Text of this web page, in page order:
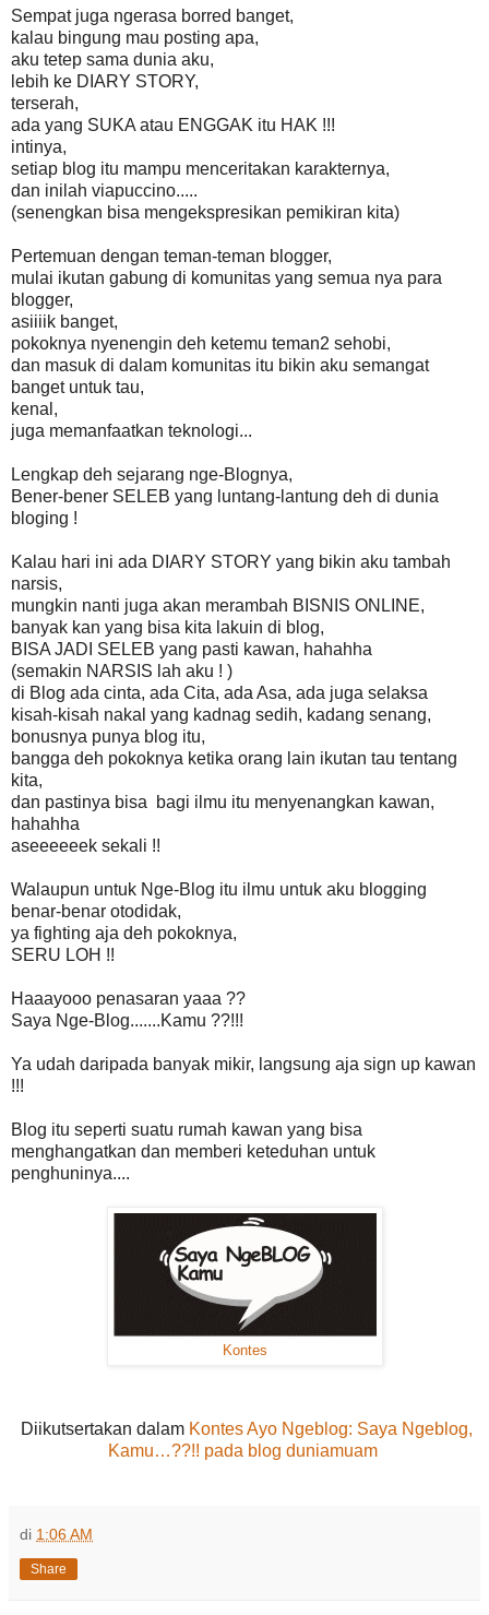
Sempat juga ngerasa borred banget,
kalau bingung mau posting apa,
aku tetep sama dunia aku,
lebih ke DIARY STORY,
terserah,
ada yang SUKA atau ENGGAK itu HAK !!!
intinya,
setiap blog itu mampu menceritakan karakternya,
dan inilah viapuccino.....
(senengkan bisa mengekspresikan pemikiran kita)
Pertemuan dengan teman-teman blogger,
mulai ikutan gabung di komunitas yang semua nya para
blogger,
asiiiik banget,
pokoknya nyenengin deh ketemu teman2 sehobi,
dan masuk di dalam komunitas itu bikin aku semangat
banget untuk tau,
kenal,
juga memanfaatkan teknologi...
Lengkap deh sejarang nge-Blognya,
Bener-bener SELEB yang luntang-lantung deh di dunia
bloging !
Kalau hari ini ada DIARY STORY yang bikin aku tambah
narsis,
mungkin nanti juga akan merambah BISNIS ONLINE,
banyak kan yang bisa kita lakuin di blog,
BISA JADI SELEB yang pasti kawan, hahahha
(semakin NARSIS lah aku ! )
di Blog ada cinta, ada Cita, ada Asa, ada juga selaksa
kisah-kisah nakal yang kadnag sedih, kadang senang,
bonusnya punya blog itu,
bangga deh pokoknya ketika orang lain ikutan tau tentang
kita,
dan pastinya bisa bagi ilmu itu menyenangkan kawan,
hahahha
aseeeeeek sekali !!
Walaupun untuk Nge-Blog itu ilmu untuk aku blogging
benar-benar otodidak,
ya fighting aja deh pokoknya,
SERU LOH !!
Haaayooo penasaran yaaa ??
Saya Nge-Blog.......Kamu ??!!!
Ya udah daripada banyak mikir, langsung aja sign up kawan
!!!
Blog itu seperti suatu rumah kawan yang bisa
menghangatkan dan memberi keteduhan untuk
penghuninya....
Kontes
Diikutsertakan dalam Kontes Ayo Ngeblog: Saya Ngeblog,
Kamu…??!! pada blog duniamuam
di 1:06 AM
Share